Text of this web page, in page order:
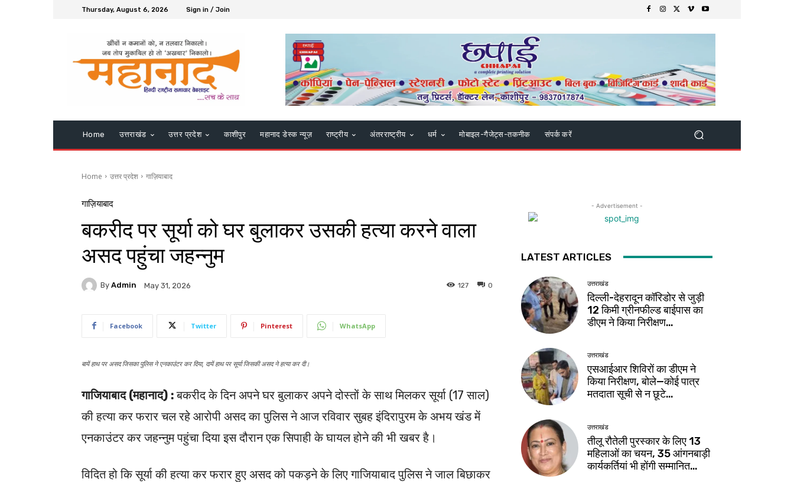
Thursday, August 6, 2026 Sign in / Join
Home उत्तराखंड उत्तर प्रदेश काशीपुर महानाद डेस्क न्यूज़ राष्ट्रीय अंतरराष्ट्रीय धर्म मोबाइल-गैजेट्स-तकनीक संपर्क करें
Home उत्तर प्रदेश गाज़ियाबाद
गाज़ियाबाद
बकरीद पर सूर्या को घर बुलाकर उसकी हत्या करने वाला
असद पहुंचा जहन्नुम
By Admin May 31, 2026 0
127
Facebook Twitter Pinterest WhatsApp
बायें हाथ पर असद जिसका पुलिस ने एनकाउंटर कर दिया, दायें हाथ पर सूर्या जिसकी असद ने हत्या कर दी।
गाजियाबाद (महानाद) :बकरीद के दिन अपने घर बुलाकर अपने दोस्तों के साथ मिलकर सूर्या (17 साल)
की हत्या कर फरार चल रहे आरोपी असद का पुलिस ने आज रविवार सुबह इंदिरापुरम के अभय खंड में
एनकाउंटर कर जहन्नुम पहुंचा दिया इस दौरान एक सिपाही के घायल होने की भी खबर है।
विदित हो कि सूर्या की हत्या कर फरार हुए असद को पकड़ने के लिए गाजियाबाद पुलिस ने जाल बिछाकर
- Advertisement -
LATEST ARTICLES
उत्तराखंड
दिल्ली-देहरादून कॉरिडोर से जुड़ी
12 किमी ग्रीनफील्ड बाईपास का
डीएम ने किया निरीक्षण…
उत्तराखंड
एसआईआर शिविरों का डीएम ने
किया निरीक्षण, बोले—कोई पात्र
मतदाता सूची से न छूटे…
उत्तराखंड
तीलू रौतेली पुरस्कार के लिए 13
महिलाओं का चयन, 35 आंगनबाड़ी
कार्यकर्तियां भी होंगी सम्मानित…